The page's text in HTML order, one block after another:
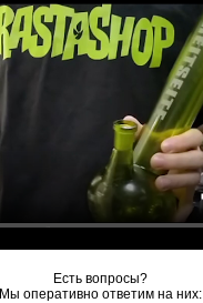
Есть вопросы?
Мы оперативно ответим на них: